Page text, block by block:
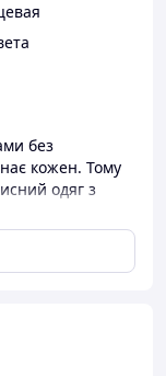
без
кожен. Тому
одяг з
і будь-який
форма, костюм
але якісним і
надійно